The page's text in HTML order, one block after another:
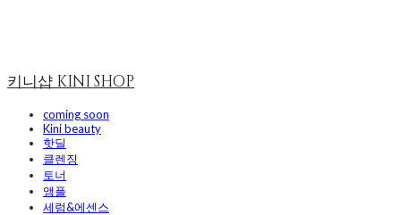
키니샵 KINI SHOP
coming soon
Kini beauty
핫딜
클렌징
토너
앰플
세럼&에센스